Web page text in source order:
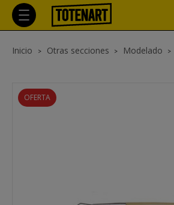
Inicio Otras secciones Modelado
OFERTA